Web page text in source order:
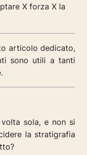
X forza X la
articolo dedicato,
sono utili a tanti
sola, e non si
la stratigrafia